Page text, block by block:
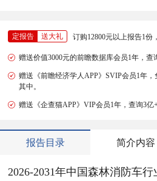
定报告 送大礼 订购12800元以上报告1份
赠送价值3000元的前瞻数据库会员1年，查
赠送《前瞻经济学人APP》SVIP会员1年
其中。
赠送《企查猫APP》VIP会员1年，查询3亿
报告目录 简介内容
2026-2031年中国森林消防车